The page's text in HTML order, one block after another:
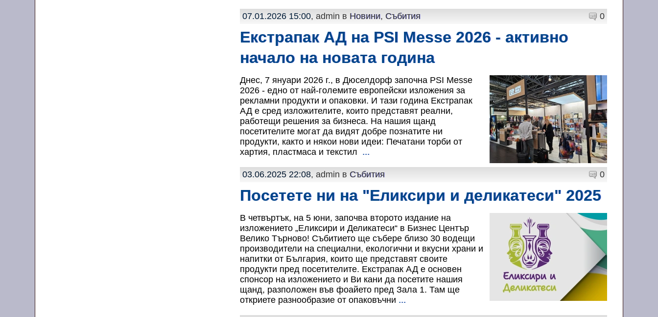
0
07.01.2026 15:00, admin в Новини, Събития
Екстрапак АД на PSI Messe 2026 - активно
начало на новата година
Днес, 7 януари 2026 г., в Дюселдорф започна PSI Messe
2026 - едно от най-големите европейски изложения за
рекламни продукти и опаковки. И тази година Екстрапак
АД е сред изложителите, които представят реални,
работещи решения за бизнеса. На нашия щанд
посетителите могат да видят добре познатите ни
продукти, както и някои нови идеи: Печатани торби от
хартия, пластмаса и текстил ...
0
03.06.2025 22:08, admin в Събития
Посетете ни на "Еликсири и деликатеси" 2025
В четвъртък, на 5 юни, започва второто издание на
изложението „Еликсири и Деликатеси“ в Бизнес Център
Велико Търново! Събитието ще събере близо 30 водещи
производители на специални, екологични и вкусни храни и
напитки от България, които ще представят своите
продукти пред посетителите. Екстрапак АД е основен
спонсор на изложението и Ви кани да посетите нашия
щанд, разположен във фоайето пред Зала 1. Там ще
откриете разнообразие от опаковъчни ...